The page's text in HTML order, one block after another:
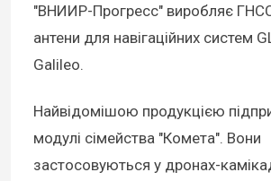
"ВНИИР-Прогресс" виробляє
антени для навігаційних систем
Galileo.
Найвідомішою продукцією
модулі сімейства "Комета". Вони
застосовуються у дронах-